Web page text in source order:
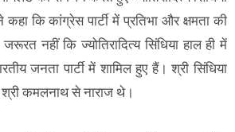
कि कांग्रेस पार्टी में प्रतिभा और क्षमता की
नहीं कि ज्योतिरादित्य सिंधिया हाल ही में
जनता पार्टी में शामिल हुए हैं। श्री सिंधिया
कमलनाथ से नाराज थे।